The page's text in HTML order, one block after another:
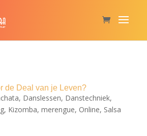
de Deal van je Leven?
, Danslessen, Danstechniek,
, Kizomba, merengue, Online, Salsa